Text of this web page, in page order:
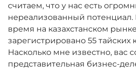
считаем, что у нас есть
нереализованный потенциал.
время на казахстанском рынке
зарегистрировано 55 тайских
Насколько мне известно, вас
представительная бизнес-